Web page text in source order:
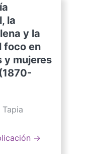
la
y la
foco en
y mujeres
→